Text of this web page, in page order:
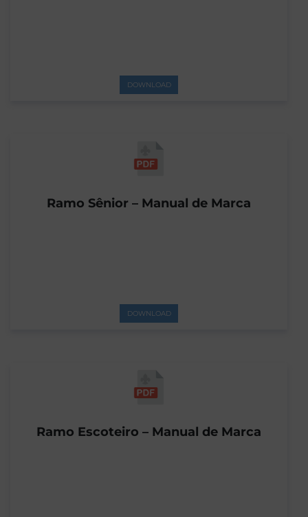
DOWNLOAD
Ramo Sênior – Manual de Marca
DOWNLOAD
Ramo Escoteiro – Manual de Marca